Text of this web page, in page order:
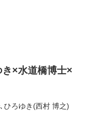
×水道橋博士×
ひろゆき(西村 博之)